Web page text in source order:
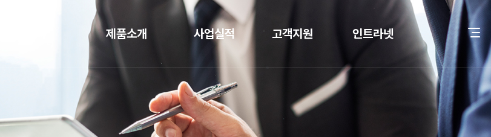
전기집진설비
제품소개
압축기 유니트
WTW 히트펌프
사업실적
주요 시공 사례
고객지원
공지사항
자료실
인트라넷
CW멤버 로그인